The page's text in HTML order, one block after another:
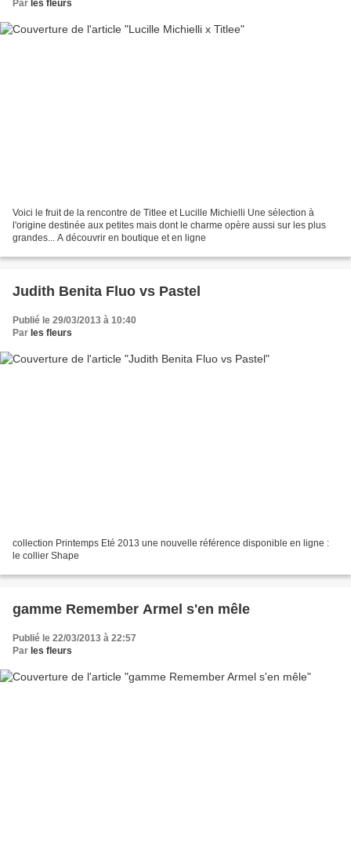
Par les fleurs
Voici le fruit de la rencontre de Titlee et Lucille Michielli Une sélection à
l'origine destinée aux petites mais dont le charme opère aussi sur les plus
grandes... A découvrir en boutique et en ligne
Judith Benita Fluo vs Pastel
Publié le 29/03/2013 à 10:40
Par les fleurs
collection Printemps Eté 2013 une nouvelle référence disponible en ligne :
le collier Shape
gamme Remember Armel s'en mêle
Publié le 22/03/2013 à 22:57
Par les fleurs